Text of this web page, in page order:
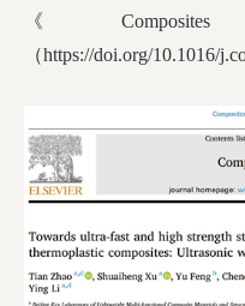
《
（https://doi.org/10.1016/